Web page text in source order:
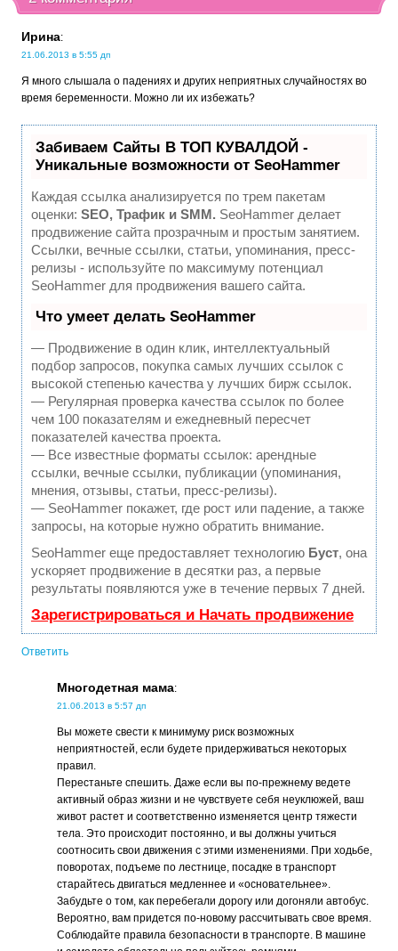
Ирина:
21.06.2013 в 5:55 дп
Я много слышала о падениях и других неприятных случайностях во
время беременности. Можно ли их избежать?
Забиваем Сайты В ТОП КУВАЛДОЙ -
Уникальные возможности от SeoHammer
Каждая ссылка анализируется по трем пакетам
оценки: SEO, Трафик и SMM. SeoHammer делает
продвижение сайта прозрачным и простым занятием.
Ссылки, вечные ссылки, статьи, упоминания, пресс-
релизы - используйте по максимуму потенциал
SeoHammer для продвижения вашего сайта.
Что умеет делать SeoHammer
— Продвижение в один клик, интеллектуальный
подбор запросов, покупка самых лучших ссылок с
высокой степенью качества у лучших бирж ссылок.
— Регулярная проверка качества ссылок по более
чем 100 показателям и ежедневный пересчет
показателей качества проекта.
— Все известные форматы ссылок: арендные
ссылки, вечные ссылки, публикации (упоминания,
мнения, отзывы, статьи, пресс-релизы).
— SeoHammer покажет, где рост или падение, а также
запросы, на которые нужно обратить внимание.
SeoHammer еще предоставляет технологию Буст, она
ускоряет продвижение в десятки раз, а первые
результаты появляются уже в течение первых 7 дней.
Зарегистрироваться и Начать продвижение
Ответить
Многодетная мама:
21.06.2013 в 5:57 дп
Вы можете свести к минимуму риск возможных
неприятностей, если будете придерживаться некоторых
правил.
Перестаньте спешить. Даже если вы по-прежнему ведете
активный образ жизни и не чувствуете себя неуклюжей, ваш
живот растет и соответственно изменяется центр тяжести
тела. Это происходит постоянно, и вы должны учиться
соотносить свои движения с этими изменениями. При ходьбе,
поворотах, подъеме по лестнице, посадке в транспорт
старайтесь двигаться медленнее и «основательнее».
Забудьте о том, как перебегали дорогу или догоняли автобус.
Вероятно, вам придется по-новому рассчитывать свое время.
Соблюдайте правила безопасности в транспорте. В машине